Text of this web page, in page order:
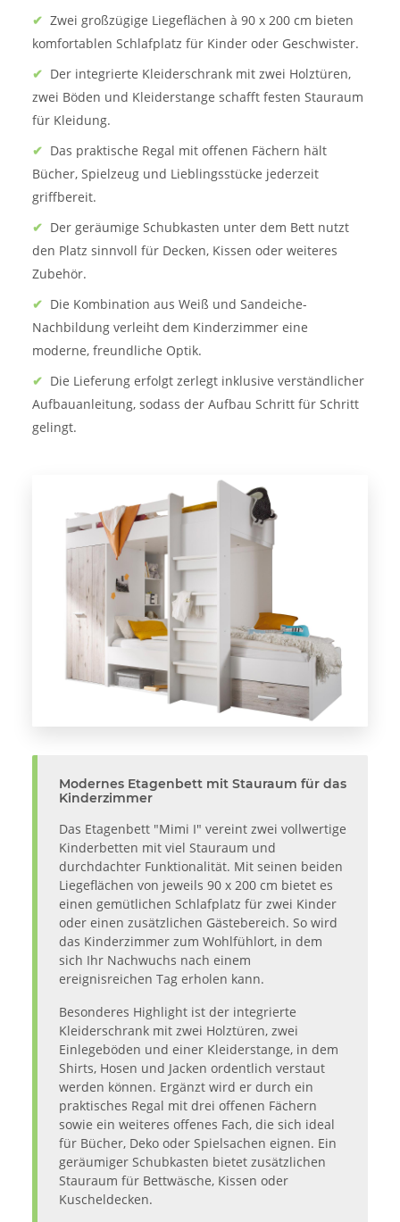
✔ Zwei großzügige Liegeflächen à 90 x 200 cm bieten
komfortablen Schlafplatz für Kinder oder Geschwister.
✔ Der integrierte Kleiderschrank mit zwei Holztüren,
zwei Böden und Kleiderstange schafft festen Stauraum
für Kleidung.
✔ Das praktische Regal mit offenen Fächern hält
Bücher, Spielzeug und Lieblingsstücke jederzeit
griffbereit.
✔ Der geräumige Schubkasten unter dem Bett nutzt
den Platz sinnvoll für Decken, Kissen oder weiteres
Zubehör.
✔ Die Kombination aus Weiß und Sandeiche-
Nachbildung verleiht dem Kinderzimmer eine
moderne, freundliche Optik.
✔ Die Lieferung erfolgt zerlegt inklusive verständlicher
Aufbauanleitung, sodass der Aufbau Schritt für Schritt
gelingt.
Modernes Etagenbett mit Stauraum für das
Kinderzimmer
Das Etagenbett "Mimi I" vereint zwei vollwertige
Kinderbetten mit viel Stauraum und
durchdachter Funktionalität. Mit seinen beiden
Liegeflächen von jeweils 90 x 200 cm bietet es
einen gemütlichen Schlafplatz für zwei Kinder
oder einen zusätzlichen Gästebereich. So wird
das Kinderzimmer zum Wohlfühlort, in dem
sich Ihr Nachwuchs nach einem
ereignisreichen Tag erholen kann.
Besonderes Highlight ist der integrierte
Kleiderschrank mit zwei Holztüren, zwei
Einlegeböden und einer Kleiderstange, in dem
Shirts, Hosen und Jacken ordentlich verstaut
werden können. Ergänzt wird er durch ein
praktisches Regal mit drei offenen Fächern
sowie ein weiteres offenes Fach, die sich ideal
für Bücher, Deko oder Spielsachen eignen. Ein
geräumiger Schubkasten bietet zusätzlichen
Stauraum für Bettwäsche, Kissen oder
Kuscheldecken.